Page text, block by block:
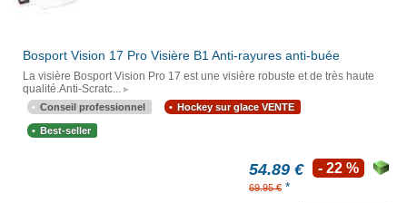
Bosport Vision 17 Pro Visière B1 Anti-rayures anti-buée
La visière Bosport Vision Pro 17 est une visière robuste et de très haute
qualité.Anti-Scratc...
Conseil professionnel Hockey sur glace VENTE
Best-seller
54.89 €
69.95 € *
- 22 %